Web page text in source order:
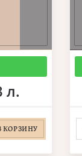
л.
КОРЗИНУ